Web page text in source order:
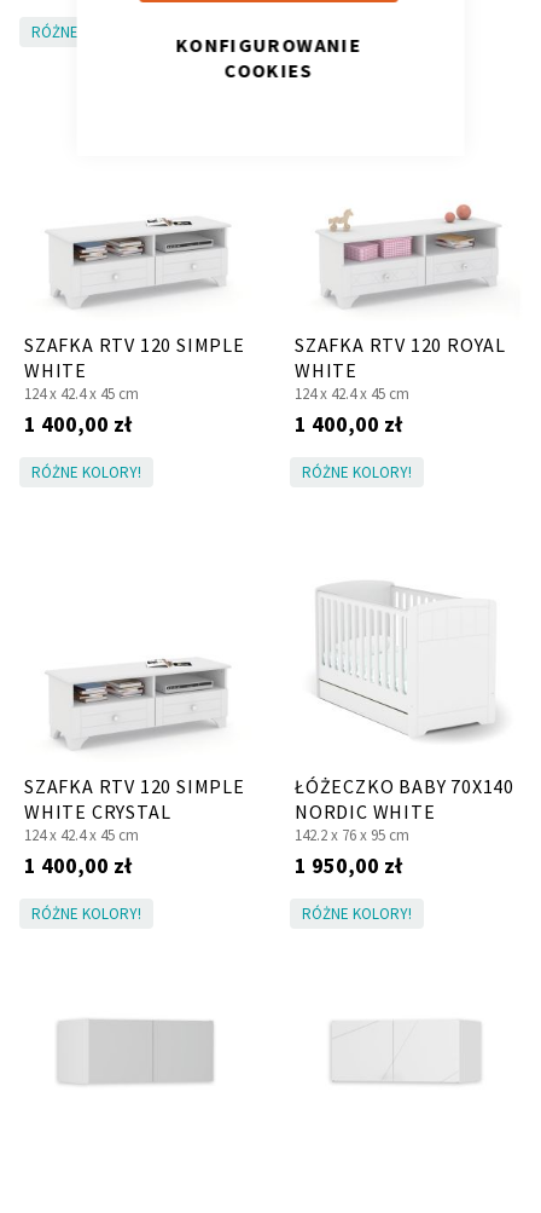
KONFIGUROWANIE
COOKIES
RÓŻNE KOLORY!
SZAFKA RTV 120 SIMPLE
WHITE
124 x 42.4 x 45 cm
1 400,00 zł
SZAFKA RTV 120 ROYAL
WHITE
124 x 42.4 x 45 cm
1 400,00 zł
RÓŻNE KOLORY!
SZAFKA RTV 120 SIMPLE
WHITE CRYSTAL
124 x 42.4 x 45 cm
1 400,00 zł
RÓŻNE KOLORY!
ŁÓŻECZKO BABY 70X140
NORDIC WHITE
142.2 x 76 x 95 cm
1 950,00 zł
RÓŻNE KOLORY! RÓŻNE KOLORY!